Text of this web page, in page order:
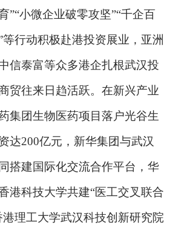
”“小微企业破零攻坚”“千企百
等行动积极赴港投资展业，亚洲
信泰富等众多港企扎根武汉投
贸往来日趋活跃。在新兴产业
集团生物医药项目落户光谷生
达200亿元，新华集团与武汉
搭建国际化交流合作平台，华
港科技大学共建“医工交叉联合
港理工大学武汉科技创新研究院